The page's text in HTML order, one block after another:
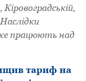
працюють над
тариф на